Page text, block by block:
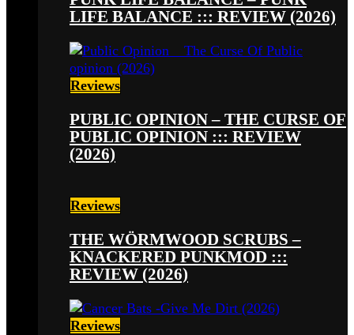
LIFE BALANCE ::: REVIEW (2026)
Reviews
PUBLIC OPINION – THE CURSE OF
PUBLIC OPINION ::: REVIEW
(2026)
Reviews
THE WÖRMWOOD SCRUBS –
KNACKERED PUNKMOD :::
REVIEW (2026)
Reviews